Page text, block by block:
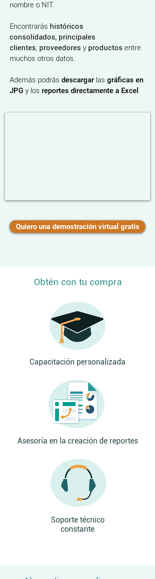
nombre o NIT.
Encontrarás históricos
consolidados, principales
clientes, proveedores y productos entre
muchos otros datos.
Además podrás descargar las gráficas en
JPG y los reportes directamente a Excel .
Quiero una demostración virtual gratis
Obtén con tu compra
Capacitación personalizada
Asesoría en la creación de reportes
Soporte técnico
constante